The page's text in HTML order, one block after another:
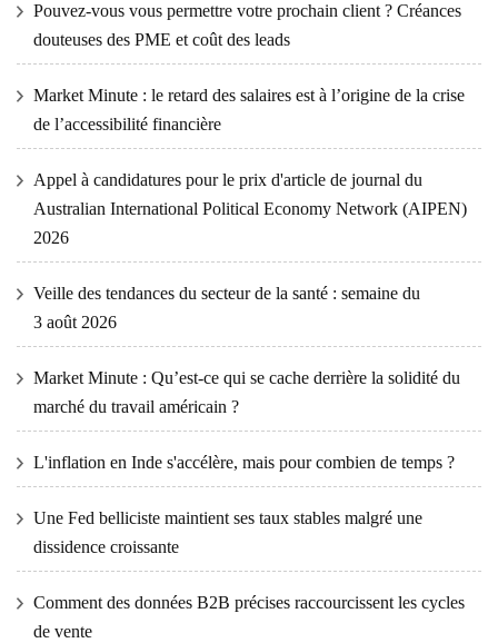
Pouvez-vous vous permettre votre prochain client ? Créances
douteuses des PME et coût des leads
Market Minute : le retard des salaires est à l’origine de la crise
de l’accessibilité financière
Appel à candidatures pour le prix d'article de journal du
Australian International Political Economy Network (AIPEN)
2026
Veille des tendances du secteur de la santé : semaine du
3 août 2026
Market Minute : Qu’est-ce qui se cache derrière la solidité du
marché du travail américain ?
L'inflation en Inde s'accélère, mais pour combien de temps ?
Une Fed belliciste maintient ses taux stables malgré une
dissidence croissante
Comment des données B2B précises raccourcissent les cycles
de vente